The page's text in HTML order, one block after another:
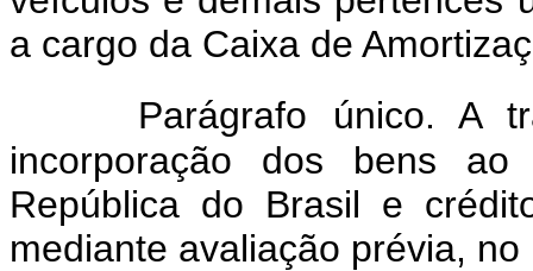
a cargo da Caixa de
Parágrafo único. A
incorporação dos bens
República do Brasil e
mediante avaliação prévia,